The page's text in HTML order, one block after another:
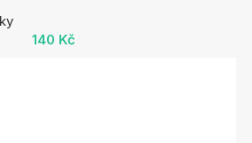
140 Kč